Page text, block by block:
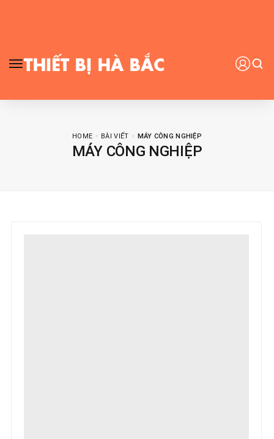
HOME BÀI VIẾT MÁY CÔNG NGHIỆP
MÁY CÔNG NGHIỆP